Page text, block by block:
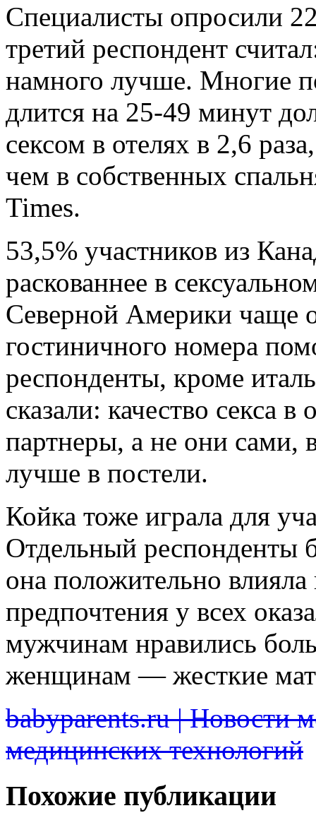
Специалисты опросили
третий респондент
намного лучше. Многие
длится на 25-49 минут
сексом в отелях в 2,6
чем в собственных
Times.
53,5% участников из
раскованнее в
Северной Америки чаще
гостиничного номера
респонденты, кроме
сказали: качество секса
партнеры, а не они сами,
лучше в постели.
Койка тоже играла для
Отдельный респонденты
она положительно
предпочтения у всех
мужчинам нравились
женщинам — жесткие
babyparents.ru | Новости
медицинских технологий
Похожие публикации